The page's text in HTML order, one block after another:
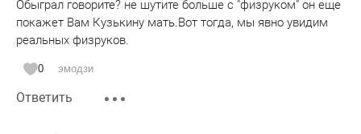
Обыграл говорите? не шутите больше с "физруком" он еще
покажет Вам Кузькину мать.Вот тогда, мы явно увидим
реальных физруков.
0 эмодзи
Ответить